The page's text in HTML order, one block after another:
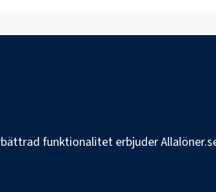
funktionalitet erbjuder